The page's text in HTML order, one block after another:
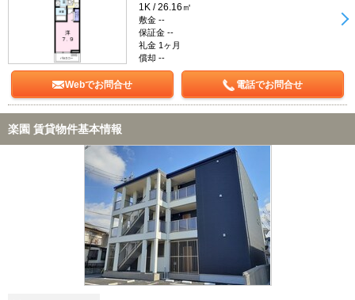
1K / 26.16㎡
敷金 --
保証金 --
礼金 1ヶ月
償却 --
Webでお問合せ 電話でお問合せ
楽園 賃貸物件基本情報